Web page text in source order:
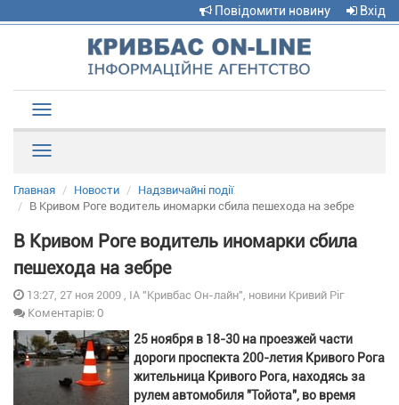
Повідомити новину Вхід
navigation
Главная Новости
Надзвичайні події
В Кривом Роге водитель иномарки сбила пешехода на зебре
В Кривом Роге водитель иномарки сбила
пешехода на зебре
13:27, 27 ноя 2009 , ІА "Кривбас Он-лайн", новини Кривий Ріг
Коментарів: 0
25 ноября в 18-30 на проезжей части
дороги проспекта 200-летия Кривого Рога
жительница Кривого Рога, находясь за
рулем автомобиля "Тойота", во время